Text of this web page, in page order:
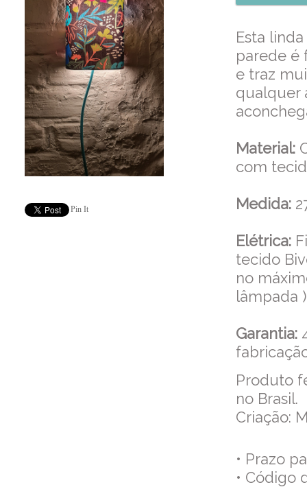
Pin It
Esta
parede é
e traz
qualquer
Material:
com
Medida:
Elétrica:
tecido
no
lâmpada )
Garantia:
Produto
no Brasil.
Criação:
• Prazo
• Código